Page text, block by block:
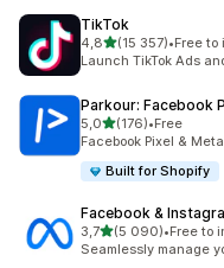
TikTok
4,8/ 5 tähteä
(15 357)
15357 arvostelua
•Free to
Launch TikTok Ads
Parkour: Facebook
5,0/ 5 tähteä
(176)
176 arvostelua
•Free
Facebook Pixel &
Built for Shopify
Facebook &
3,7/ 5 tähteä
(5 090)
5090 arvostelua
•Free to
Seamlessly manage